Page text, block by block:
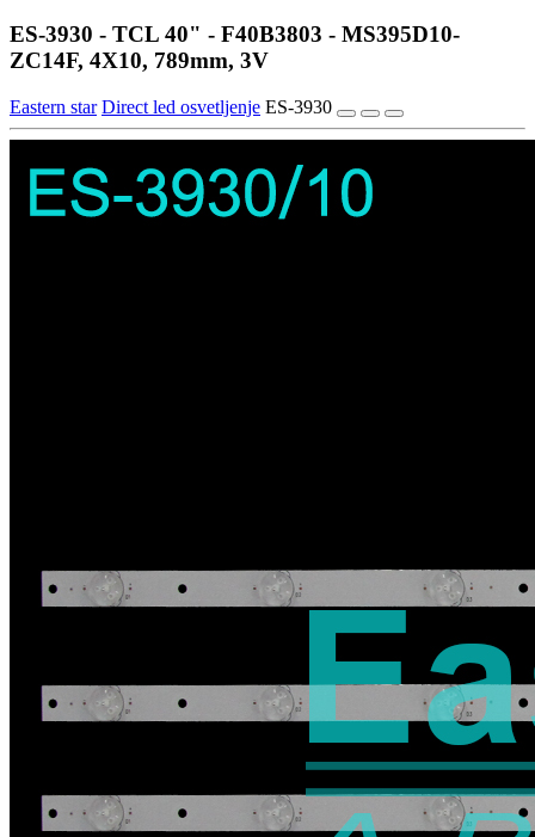
ES-3930 - TCL 40" - F40B3803 - MS395D10-
ZC14F, 4X10, 789mm, 3V
Eastern star Direct led osvetljenje ES-3930